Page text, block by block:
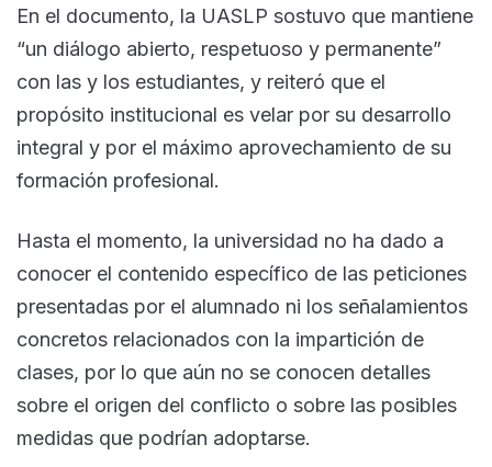
En el documento, la UASLP sostuvo que mantiene
“un diálogo abierto, respetuoso y permanente”
con las y los estudiantes, y reiteró que el
propósito institucional es velar por su desarrollo
integral y por el máximo aprovechamiento de su
formación profesional.
Hasta el momento, la universidad no ha dado a
conocer el contenido específico de las peticiones
presentadas por el alumnado ni los señalamientos
concretos relacionados con la impartición de
clases, por lo que aún no se conocen detalles
sobre el origen del conflicto o sobre las posibles
medidas que podrían adoptarse.